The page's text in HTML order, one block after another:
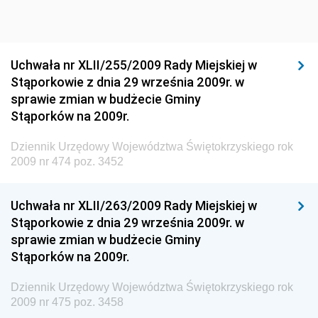
Dziennik Urzędowy Ministra Budownictwa i Przemysłu
Materiałów Budowlanych
Dziennik Urzędowy Ministra Infrastruktury i Rozwoju
Dziennik Urzędowy Głównego Inspektoratu Ochrony
Środowiska
Dziennik Urzędowy Generalnej Dyrekcji Ochrony
Dziennik Urzędowy Ministerstwa Administracji,
Gospodarki Terenowej i Ochrony Środowiska
Dziennik Urzędowy Ministerstwa Administracji i
Gospodarki Przestrzennej
Dziennik Urzędowy Unii Europejskiej, L
Uchwała nr XLII/255/2009 Rady Miejskiej w
Stąporkowie z dnia 29 września 2009r. w
sprawie zmian w budżecie Gminy
Stąporków na 2009r.
Dziennik Urzędowy Województwa Świętokrzyskiego rok
2009 nr 474 poz. 3452
Uchwała nr XLII/263/2009 Rady Miejskiej w
Stąporkowie z dnia 29 września 2009r. w
sprawie zmian w budżecie Gminy
Stąporków na 2009r.
Dziennik Urzędowy Województwa Świętokrzyskiego rok
2009 nr 475 poz. 3458